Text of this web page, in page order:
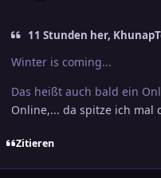
11 Stunden her,
Winter is coming...
Das heißt auch bald ein
Online,... da spitze ich mal
Zitieren